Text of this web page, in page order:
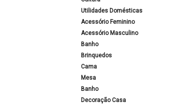
Utilidades Domésticas
Acessório Feminino
Acessório Masculino
Banho
Brinquedos
Cama
Mesa
Banho
Decoração Casa